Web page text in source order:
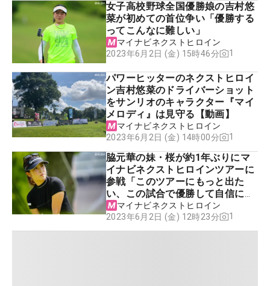
女子高校野球全国優勝娘の吉村悠
菜が初めての首位争い「優勝する
ってこんなに難しい」
マイナビネクストヒロイン
2023年6月2日 (金) 15時46分
1
パワーヒッターのネクストヒロイ
ン吉村悠菜のドライバーショット
をサンリオのキャラクター『マイ
メロディ』は見守る【動画】
マイナビネクストヒロイン
2023年6月2日 (金) 14時00分
1
脇元華の妹・桜が約1年ぶりにマ
イナビネクストヒロインツアーに
参戦「このツアーにもっと出た
い、この試合で優勝して自信に繋
つなげたい」
マイナビネクストヒロイン
2023年6月2日 (金) 12時23分
1